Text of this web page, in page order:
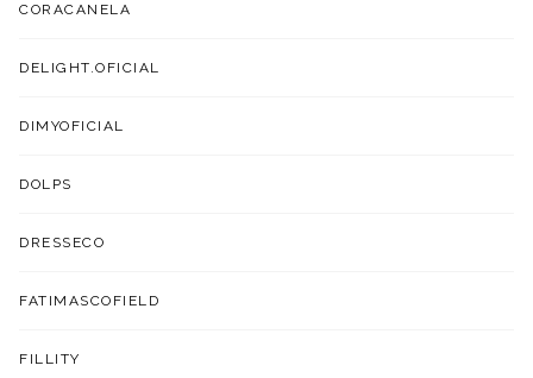
CORACANELA
DELIGHT.OFICIAL
DIMYOFICIAL
DOLPS
DRESSECO
FATIMASCOFIELD
FILLITY